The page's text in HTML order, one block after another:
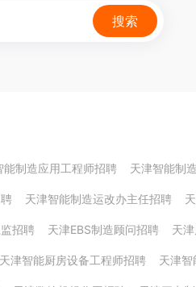
搜索
能制造应用工程师招聘 天津智能制
天津智能制造运改办主任招聘
招聘 天津EBS制造顾问招聘 天
天津智能厨房设备工程师招聘 天津